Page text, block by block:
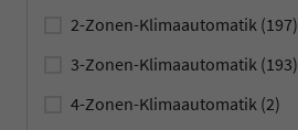
2-Zonen-Klimaautomatik (197)
3-Zonen-Klimaautomatik (193)
4-Zonen-Klimaautomatik (2)